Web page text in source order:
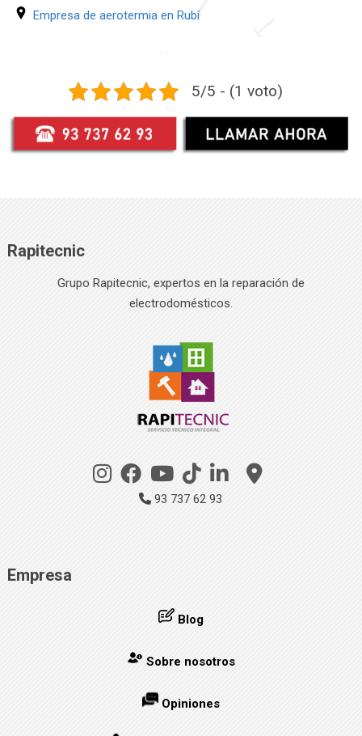
Empresa de aerotermia en Rubí
5/5 - (1 voto)
Rapitecnic
Grupo Rapitecnic, expertos en la reparación de
electrodomésticos.
93 737 62 93
Empresa
Blog
Sobre nosotros
Opiniones